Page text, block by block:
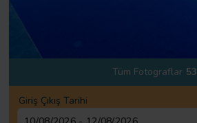
Tüm Fotograflar 53
Giriş Çıkış Tarihi